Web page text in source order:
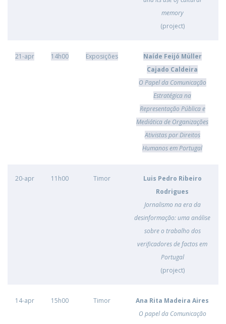
memory
(project)
21-apr 14h00 Exposições
Naíde Feijó Müller
Cajado Caldeira
O Papel da Comunicação
Estratégica na
Representação Pública e
Mediática de Organizações
Ativistas por Direitos
Humanos em Portugal
20-apr 11h00 Timor
Luis Pedro Ribeiro
Rodrigues
Jornalismo na era da
desinformação: uma análise
sobre o trabalho dos
verificadores de factos em
Portugal
(project)
14-apr 15h00 Timor
Ana Rita Madeira Aires
O papel da Comunicação